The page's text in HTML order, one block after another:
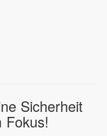
Sicherheit
Fokus!